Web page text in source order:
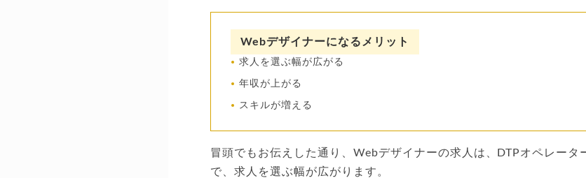
Webデザイナーになるメリット
求人を選ぶ幅が広がる
年収が上がる
スキルが増える
冒頭でもお伝えした通り、Webデザイナーの求人は、DTPオペレータ
で、求人を選ぶ幅が広がります。